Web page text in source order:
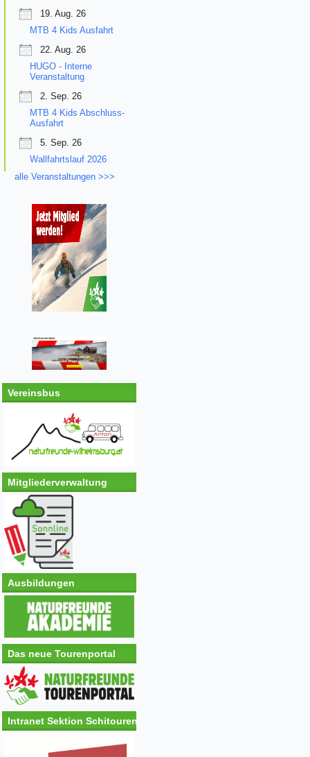
19. Aug. 26
MTB 4 Kids Ausfahrt
22. Aug. 26
HUGO - Interne
Veranstaltung
2. Sep. 26
MTB 4 Kids Abschluss-
Ausfahrt
5. Sep. 26
Wallfahrtslauf 2026
alle Veranstaltungen >>>
Vereinsbus
Mitgliederverwaltung
Ausbildungen
Das neue Tourenportal
Intranet Sektion Schitouren